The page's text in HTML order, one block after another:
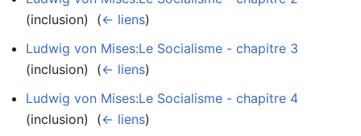
(inclusion) ‎ (← liens)
Ludwig von Mises:Le Socialisme - chapitre 3
(inclusion) ‎ (← liens)
Ludwig von Mises:Le Socialisme - chapitre 4
(inclusion) ‎ (← liens)